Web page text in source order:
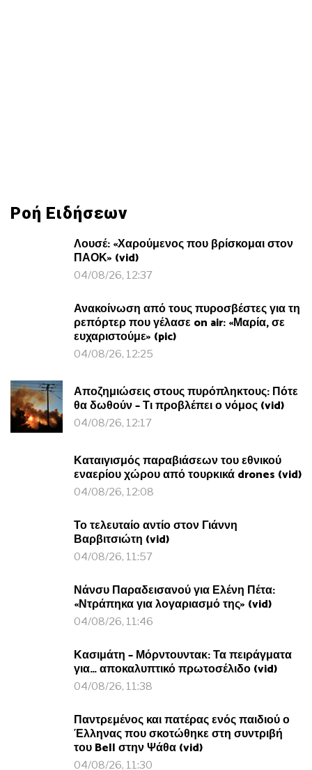
Ροή Ειδήσεων
Λουσέ: «Χαρούμενος που βρίσκομαι στον
ΠΑΟΚ» (vid)
04/08/26, 12:37
Ανακοίνωση από τους πυροσβέστες για τη
ρεπόρτερ που γέλασε on air: «Μαρία, σε
ευχαριστούμε» (pic)
04/08/26, 12:25
Αποζημιώσεις στους πυρόπληκτους: Πότε
θα δωθούν – Τι προβλέπει ο νόμος (vid)
04/08/26, 12:17
Καταιγισμός παραβιάσεων του εθνικού
εναερίου χώρου από τουρκικά drones (vid)
04/08/26, 12:08
Το τελευταίο αντίο στον Γιάννη
Βαρβιτσιώτη (vid)
04/08/26, 11:57
Νάνσυ Παραδεισανού για Ελένη Πέτα:
«Ντράπηκα για λογαριασμό της» (vid)
04/08/26, 11:46
Κασιμάτη – Μόρντουντακ: Τα πειράγματα
για… αποκαλυπτικό πρωτοσέλιδο (vid)
04/08/26, 11:38
Παντρεμένος και πατέρας ενός παιδιού ο
Έλληνας που σκοτώθηκε στη συντριβή
του Bell στην Ψάθα (vid)
04/08/26, 11:30